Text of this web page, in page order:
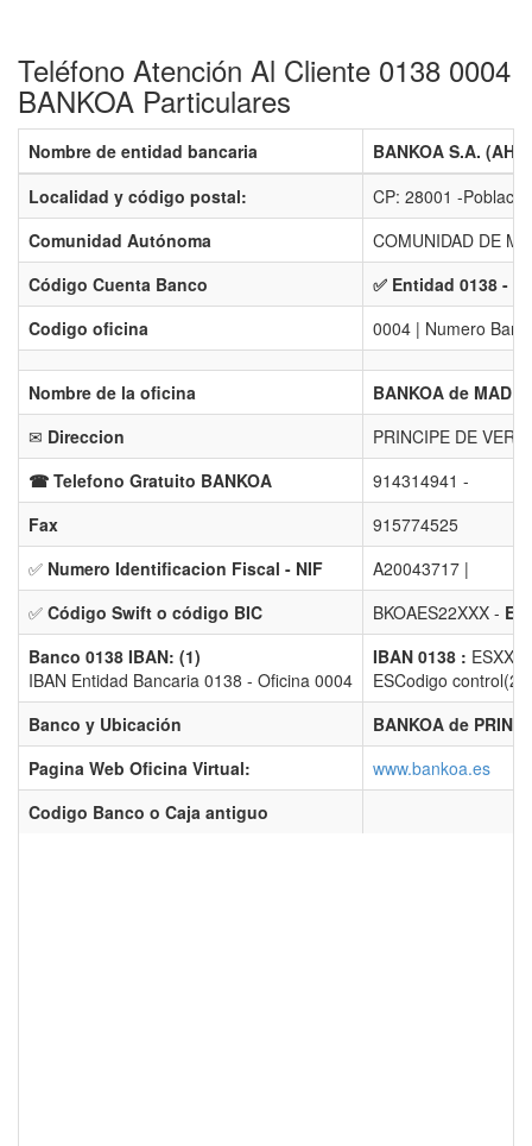
Teléfono Atención Al Cliente 0138 0004
BANKOA Particulares
Nombre de entidad bancaria
BANKOA S.A.
Localidad y código postal:
CP: 28001 -
Comunidad Autónoma
COMUNIDAD DE
Código Cuenta Banco
✅ Entidad 0138 -
Codigo oficina
0004 | Numero
Nombre de la oficina
BANKOA de
✉ Direccion
PRINCIPE DE
☎ Telefono Gratuito BANKOA
914314941 -
Fax
915774525
✅ Numero Identificacion Fiscal - NIF
A20043717 |
✅ Código Swift o código BIC BKOAES22XXX -
Banco 0138 IBAN: (1)
IBAN Entidad Bancaria 0138 - Oficina 0004
IBAN 0138 : ESXX
ESCodigo
Banco y Ubicación
BANKOA de
Pagina Web Oficina Virtual:
www.bankoa.es
Codigo Banco o Caja antiguo